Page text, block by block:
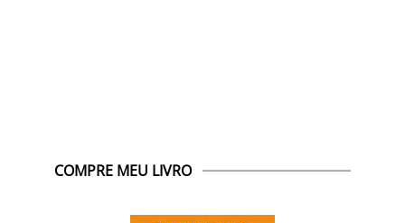
COMPRE MEU LIVRO